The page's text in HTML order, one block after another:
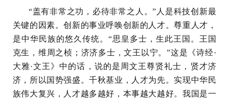
“盖有非常之功，必待非常之人。”人是科技创新最
关键的因素。创新的事业呼唤创新的人才。尊重人才，
是中华民族的悠久传统。“思皇多士，生此王国。王国
克生，维周之桢；济济多士，文王以宁。”这是《诗经·
大雅·文王》中的话，说的是周文王尊贤礼士，贤才济
济，所以国势强盛。千秋基业，人才为先。实现中华民
族伟大复兴，人才越多越好，本事越大越好。我国是一